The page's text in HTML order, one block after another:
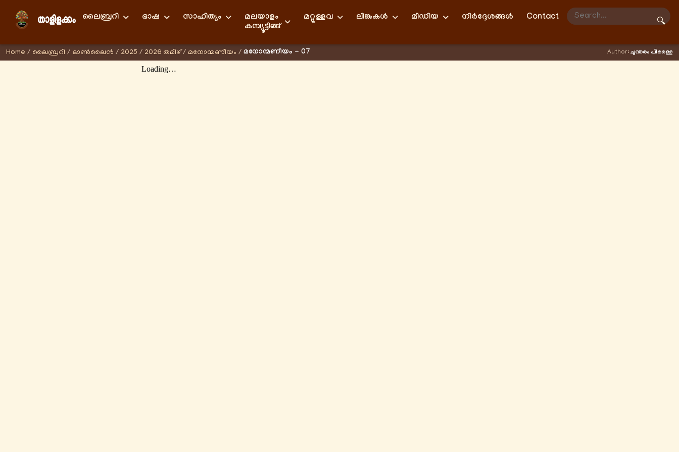
ലൈബ്രറി ഭാഷ സാഹിത്യം
മലയാളം
കമ്പ്യൂട്ടിങ്ങ്
മറ്റുള്ളവ ലിങ്കുകള്‍ മീഡിയ നിർദ്ദേശങ്ങൾ Contact
🔍
Home / ലൈബ്രറി / ഓണ്‍ലൈന്‍ / 2025 / 2026 തമിഴ് / മനോന്മണീയം / മനോന്മണീയം - 07 Author: ചുന്തരം പിള്ളൈ